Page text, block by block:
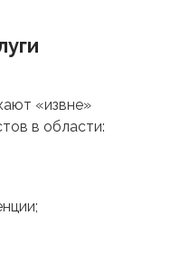
«извне»
в области: